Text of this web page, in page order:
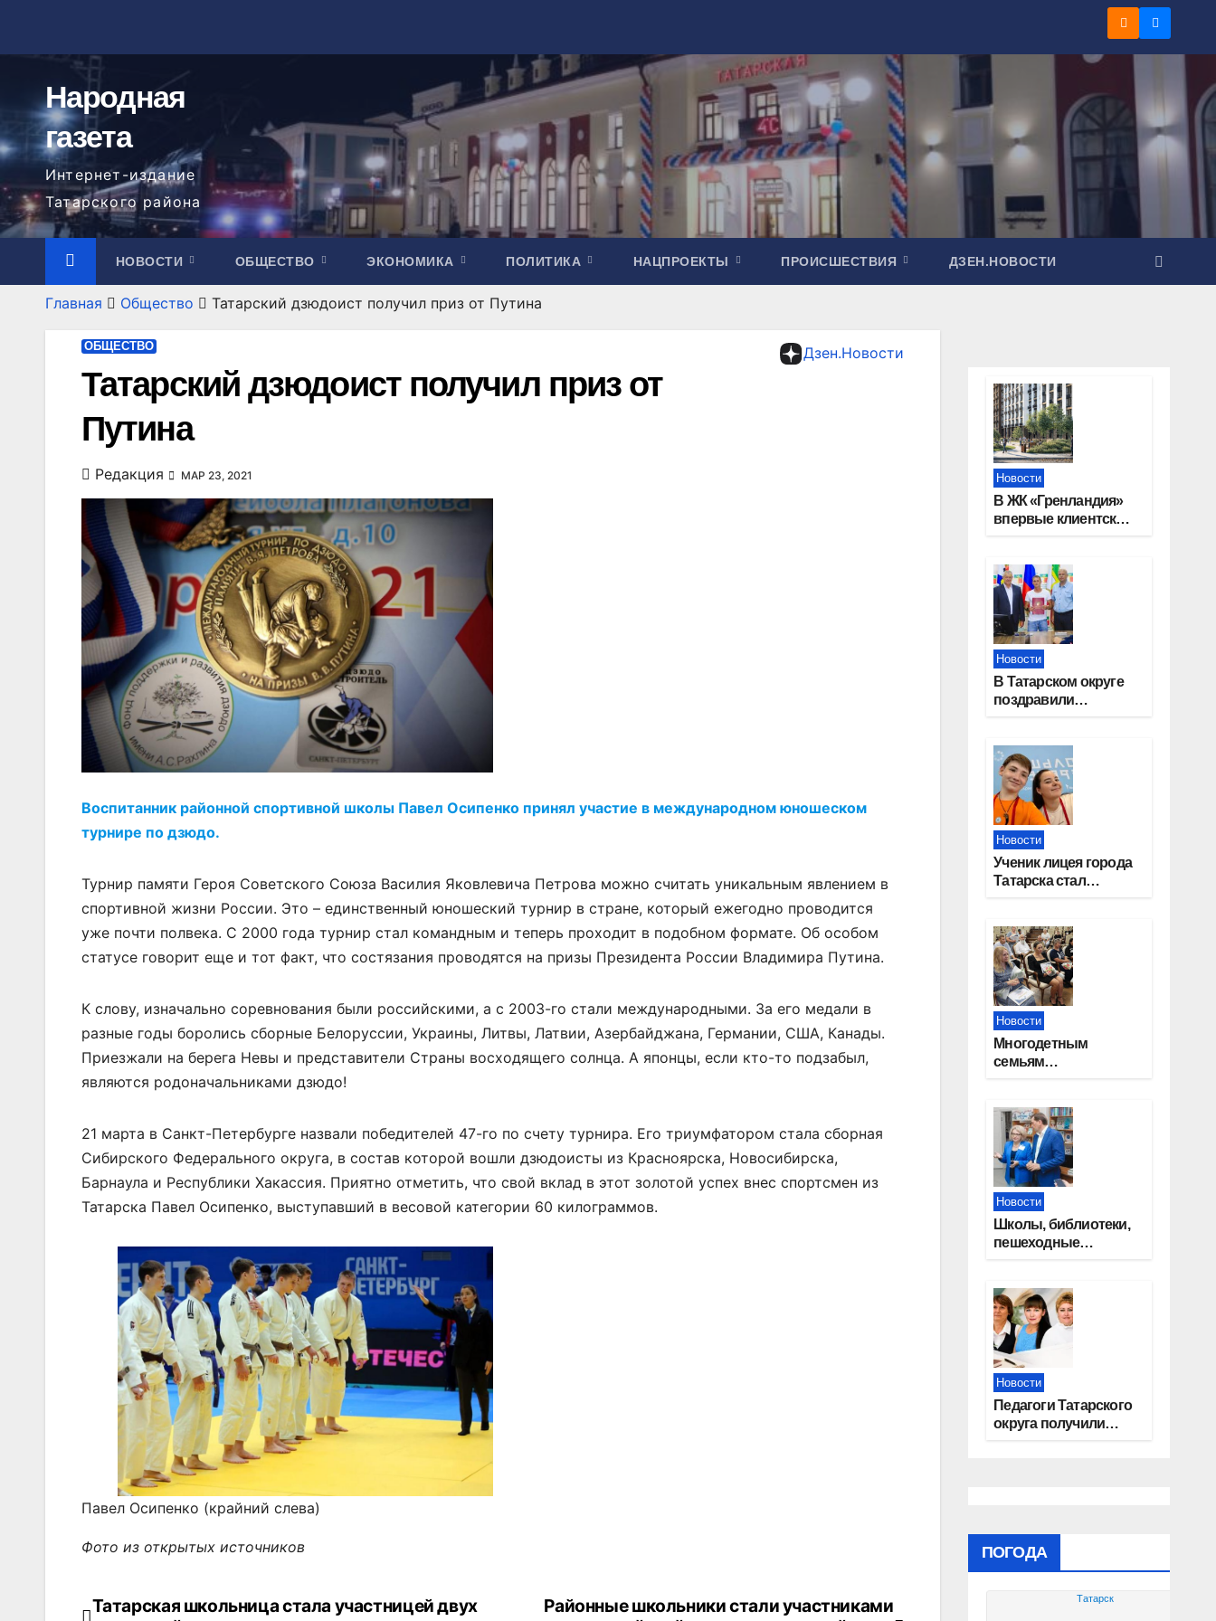
содержимому
Народная
газета
Интернет-издание
Татарского района
НОВОСТИ ОБЩЕСТВО ЭКОНОМИКА ПОЛИТИКА НАЦПРОЕКТЫ ПРОИСШЕСТВИЯ ДЗЕН.НОВОСТИ
Главная Общество Татарский дзюдоист получил приз от Путина
Дзен.Новости
ОБЩЕСТВО
Татарский дзюдоист получил приз от
Путина
Редакция МАР 23, 2021
Воспитанник районной спортивной школы Павел Осипенко принял участие в международном юношеском
турнире по дзюдо.
Турнир памяти Героя Советского Союза Василия Яковлевича Петрова можно считать уникальным явлением в
спортивной жизни России. Это – единственный юношеский турнир в стране, который ежегодно проводится
уже почти полвека. С 2000 года турнир стал командным и теперь проходит в подобном формате. Об особом
статусе говорит еще и тот факт, что состязания проводятся на призы Президента России Владимира Путина.
К слову, изначально соревнования были российскими, а с 2003-го стали международными. За его медали в
разные годы боролись сборные Белоруссии, Украины, Литвы, Латвии, Азербайджана, Германии, США, Канады.
Приезжали на берега Невы и представители Страны восходящего солнца. А японцы, если кто-то подзабыл,
являются родоначальниками дзюдо!
21 марта в Санкт-Петербурге назвали победителей 47-го по счету турнира. Его триумфатором стала сборная
Сибирского Федерального округа, в состав которой вошли дзюдоисты из Красноярска, Новосибирска,
Барнаула и Республики Хакассия. Приятно отметить, что свой вклад в этот золотой успех внес спортсмен из
Татарска Павел Осипенко, выступавший в весовой категории 60 килограммов.
Павел Осипенко (крайний слева)
Фото из открытых источников
Навигация
Районные школьники стали участниками
Татарская школьница стала участницей двух
Новости
В ЖК «Гренландия»
впервые клиентские
группы компаний
«СОЮЗ»
Новости
В Татарском округе
поздравили
отрасли
Новости
Ученик лицея города
Татарска стал
Новости
Многодетным
семьям
сертификаты на
приобретение
автомобилей
Новости
Школы, библиотеки,
пешеходные
«Единой России»
контролируют
работы на
социальных
объектах
Новости
Педагоги Татарского
округа получили
ПОГОДА
Татарск